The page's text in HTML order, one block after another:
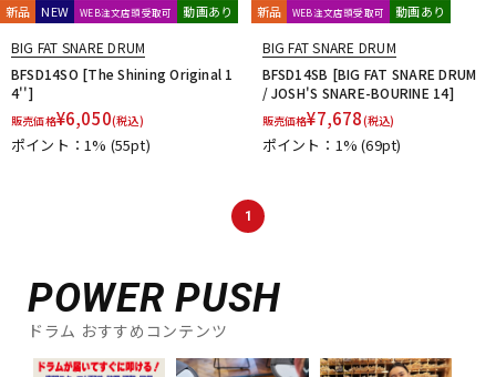
アンプ エフェクター
DJ機器 DTM
配信/ライブ機器
中古 ヴィンテージ
新品 NEW WEB注文店頭受取可 動画あり
BIG FAT SNARE DRUM
BFSD14SO [The Shining Original 1
4'']
販売価格¥6,050(税込)
ポイント：1% (55pt)
新品 WEB注文店頭受取可 動画あり
BIG FAT SNARE DRUM
BFSD14SB [BIG FAT SNARE DRUM
/ JOSH'S SNARE-BOURINE 14]
販売価格¥7,678(税込)
ポイント：1%(69pt)
1
POWER PUSH
ドラム おすすめコンテンツ